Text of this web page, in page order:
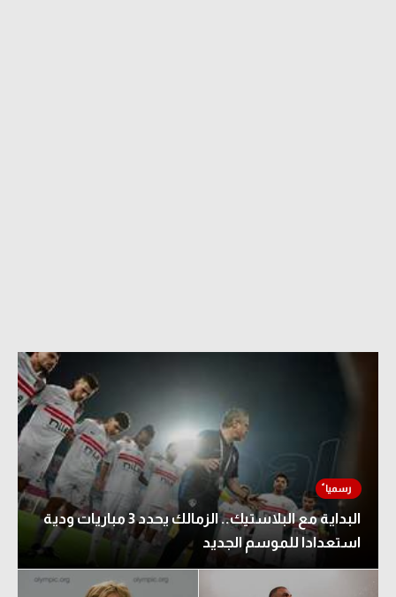
البداية مع البلاستيك.. الزمالك يحدد 3 مباريات ودية
استعدادا للموسم الجديد